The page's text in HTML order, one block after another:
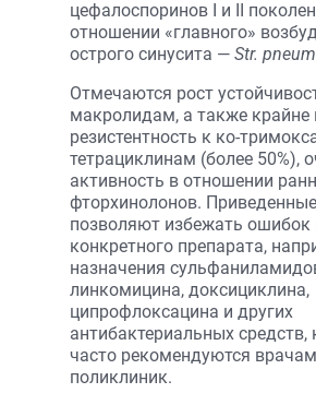
цефалоспоринов I и II
отношении «главного»
острого синусита — Str.
Отмечаются рост
макролидам, а также крайне
резистентность к ко-
тетрациклинам (более 50%),
активность в отношении
фторхинолонов.
позволяют избежать ошибок
конкретного препарата,
назначения
линкомицина, доксициклина,
ципрофлоксацина и других
антибактериальных средств,
часто рекомендуются
поликлиник.